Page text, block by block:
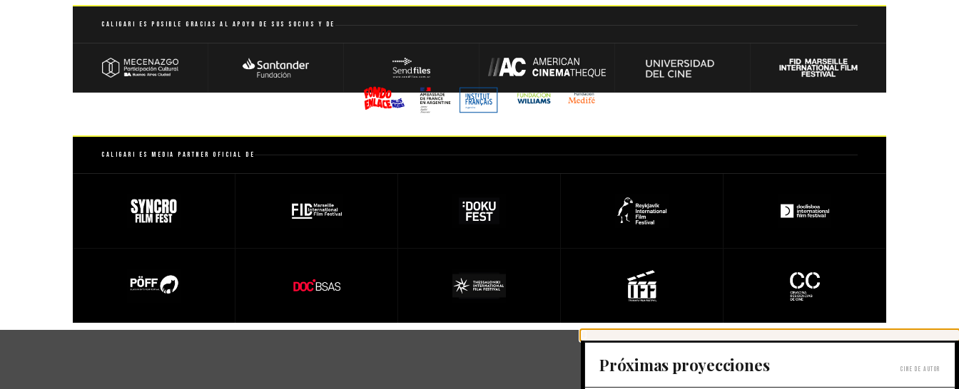
Caligari es posible gracias al apoyo de sus socios y de
Caligari es Media Partner Oficial de
Próximas proyecciones Cine de autor